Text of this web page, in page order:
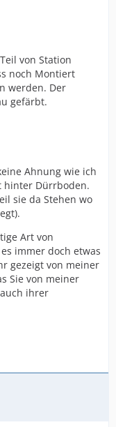
von Station
noch Montiert
werden. Der
gefärbt.
Ahnung wie ich
hinter Dürrboden.
sie da Stehen wo
Art von
immer doch etwas
gezeigt von meiner
Sie von meiner
ihrer